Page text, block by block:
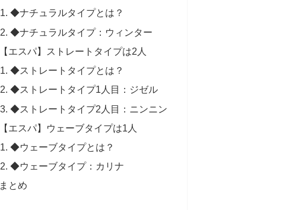
◆ナチュラルタイプとは？
◆ナチュラルタイプ：ウィンター
【エスパ】ストレートタイプは2人
◆ストレートタイプとは？
◆ストレートタイプ1人目：ジゼル
◆ストレートタイプ2人目：ニンニン
【エスパ】ウェーブタイプは1人
◆ウェーブタイプとは？
◆ウェーブタイプ：カリナ
まとめ